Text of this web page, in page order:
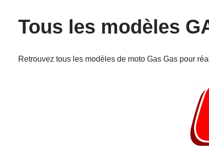
Tous les modèles
Retrouvez tous les modèles de moto Gas Gas pour